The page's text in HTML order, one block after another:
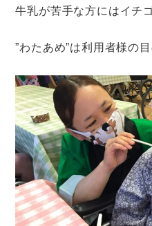
牛乳が苦手な方にはイチ
”わたあめ”は利用者様の